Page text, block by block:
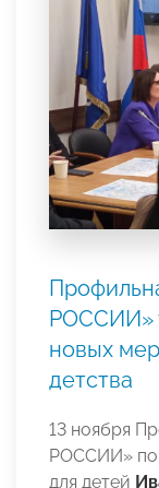
РОССИИ»
новых
детства
13 ноября
РОССИИ» по
для детей